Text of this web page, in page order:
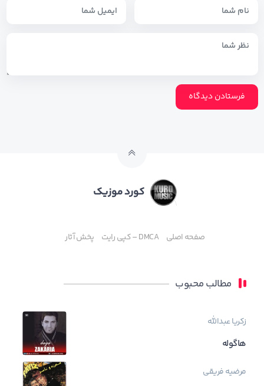
کورد موزیک
صفحه اصلی DMCA – کپی رایت پخش آثار
مطالب محبوب
زکریا عبدالله
هاگوله
مرضیه فریقی